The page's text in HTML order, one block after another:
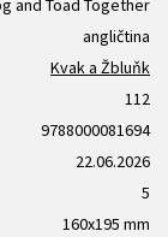
and Toad Together
angličtina
Kvak a Žbluňk
112
9788000081694
22.06.2026
5
160x195 mm